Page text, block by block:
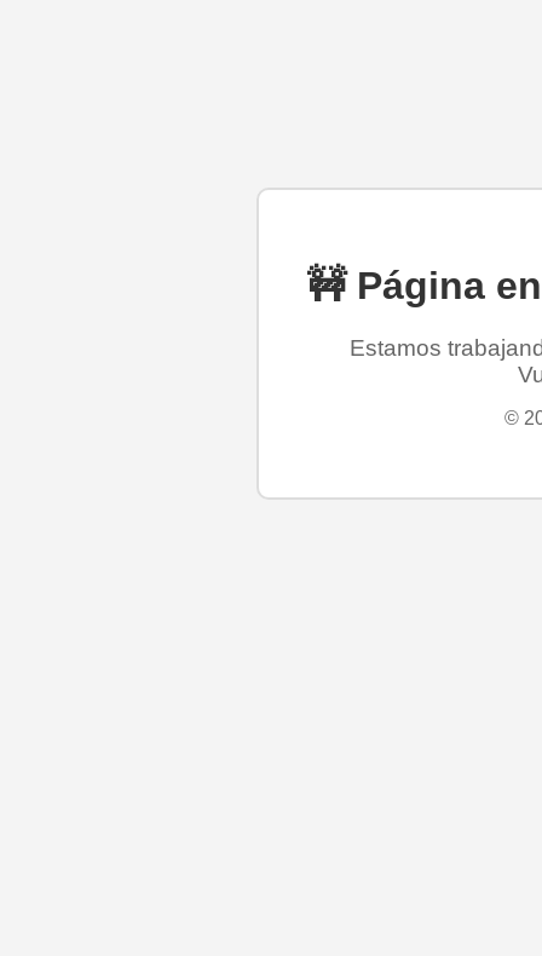
🚧 Página
Estamos
©